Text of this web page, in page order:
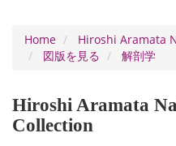
Home
Hiroshi Aramata
図版を見る
解剖学
Hiroshi Aramata
Collection